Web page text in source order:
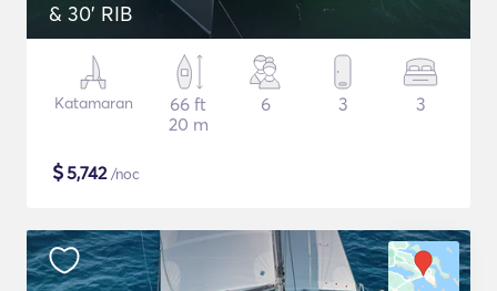
& 30’ RIB
Katamaran
66 ft
20 m
6 3 3
$5,742/noc